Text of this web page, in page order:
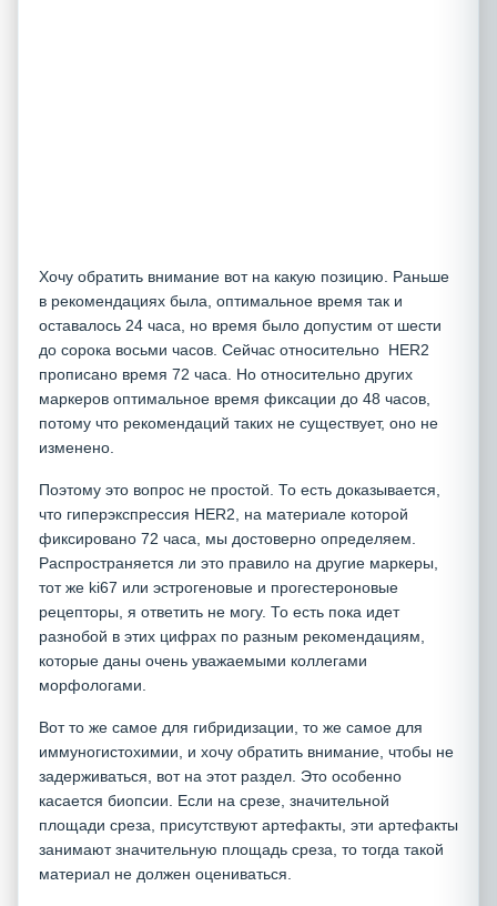
Хочу обратить внимание вот на какую позицию. Раньше
в рекомендациях была, оптимальное время так и
оставалось 24 часа, но время было допустим от шести
до сорока восьми часов. Сейчас относительно HER2
прописано время 72 часа. Но относительно других
маркеров оптимальное время фиксации до 48 часов,
потому что рекомендаций таких не существует, оно не
изменено.
Поэтому это вопрос не простой. То есть доказывается,
что гиперэкспрессия HER2, на материале которой
фиксировано 72 часа, мы достоверно определяем.
Распространяется ли это правило на другие маркеры,
тот же ki67 или эстрогеновые и прогестероновые
рецепторы, я ответить не могу. То есть пока идет
разнобой в этих цифрах по разным рекомендациям,
которые даны очень уважаемыми коллегами
морфологами.
Вот то же самое для гибридизации, то же самое для
иммуногистохимии, и хочу обратить внимание, чтобы не
задерживаться, вот на этот раздел. Это особенно
касается биопсии. Если на срезе, значительной
площади среза, присутствуют артефакты, эти артефакты
занимают значительную площадь среза, то тогда такой
материал не должен оцениваться.